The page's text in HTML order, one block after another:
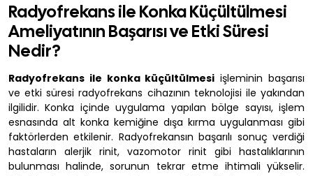
Radyofrekans ile Konka Küçültülmesi
Ameliyatının Başarısı ve Etki Süresi
Nedir?
Radyofrekans ile konka küçültülmesi işleminin başarısı
ve etki süresi radyofrekans cihazının teknolojisi ile yakından
ilgilidir. Konka içinde uygulama yapılan bölge sayısı, işlem
esnasında alt konka kemiğine dışa kırma uygulanması gibi
faktörlerden etkilenir. Radyofrekansın başarılı sonuç verdiği
hastaların alerjik rinit, vazomotor rinit gibi hastalıklarının
bulunması halinde, sorunun tekrar etme ihtimali yükselir.